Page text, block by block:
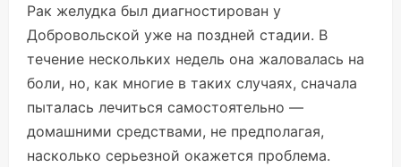
Рак желудка был диагностирован у
Добровольской уже на поздней стадии. В
течение нескольких недель она жаловалась на
боли, но, как многие в таких случаях, сначала
пыталась лечиться самостоятельно —
домашними средствами, не предполагая,
насколько серьезной окажется проблема.